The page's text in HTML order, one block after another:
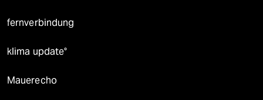
fernverbindung
klima update°
Mauerecho